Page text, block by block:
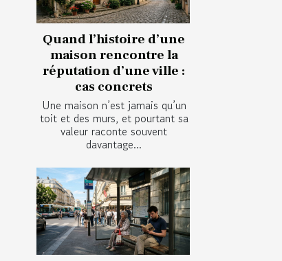
Quand l’histoire d’une
maison rencontre la
réputation d’une ville :
cas concrets
Une maison n’est jamais qu’un
toit et des murs, et pourtant sa
valeur raconte souvent
davantage...